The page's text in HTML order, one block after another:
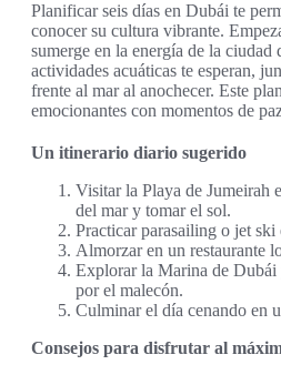
Planificar seis días en Dubái te
conocer su cultura vibrante.
sumerge en la energía de la ciudad
actividades acuáticas te esperan,
frente al mar al anochecer. Este
emocionantes con momentos de
Un itinerario diario sugerido
Visitar la Playa de Jumeirah
del mar y tomar el sol.
Practicar parasailing o jet ski
Almorzar en un restaurante
Explorar la Marina de Dubái
por el malecón.
Culminar el día cenando en
Consejos para disfrutar al